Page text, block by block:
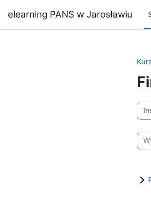
elearning PANS w Jarosławiu